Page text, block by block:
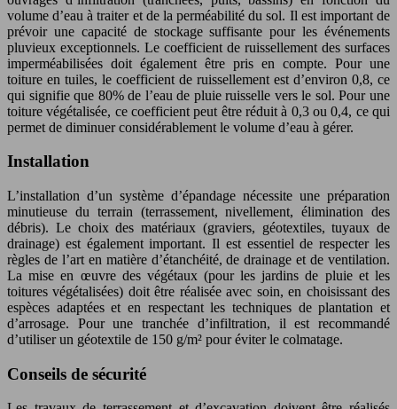
volume d’eau à traiter et de la perméabilité du sol. Il est important de
prévoir une capacité de stockage suffisante pour les événements
pluvieux exceptionnels. Le coefficient de ruissellement des surfaces
imperméabilisées doit également être pris en compte. Pour une
toiture en tuiles, le coefficient de ruissellement est d’environ 0,8, ce
qui signifie que 80% de l’eau de pluie ruisselle vers le sol. Pour une
toiture végétalisée, ce coefficient peut être réduit à 0,3 ou 0,4, ce qui
permet de diminuer considérablement le volume d’eau à gérer.
Installation
L’installation d’un système d’épandage nécessite une préparation
minutieuse du terrain (terrassement, nivellement, élimination des
débris). Le choix des matériaux (graviers, géotextiles, tuyaux de
drainage) est également important. Il est essentiel de respecter les
règles de l’art en matière d’étanchéité, de drainage et de ventilation.
La mise en œuvre des végétaux (pour les jardins de pluie et les
toitures végétalisées) doit être réalisée avec soin, en choisissant des
espèces adaptées et en respectant les techniques de plantation et
d’arrosage. Pour une tranchée d’infiltration, il est recommandé
d’utiliser un géotextile de 150 g/m² pour éviter le colmatage.
Conseils de sécurité